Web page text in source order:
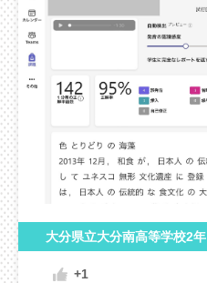
大分県立大分南高等学校2年
+1